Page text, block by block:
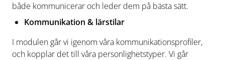
både kommunicerar och leder dem på bästa sätt.
Kommunikation & lärstilar
I modulen går vi igenom våra kommunikationsprofiler,
och kopplar det till våra personlighetstyper. Vi går